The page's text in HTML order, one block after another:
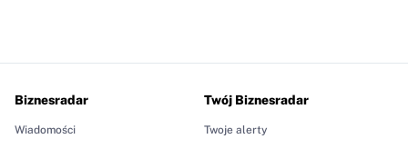
Biznesradar
Wiadomości
Twój Biznesradar
Twoje alerty